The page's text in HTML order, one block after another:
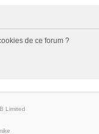
de ce forum ?
Limited